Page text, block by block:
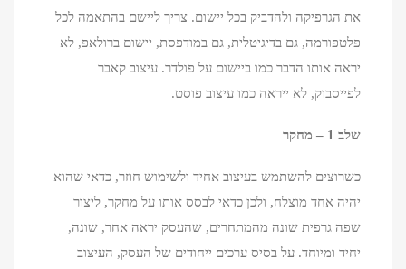
את הגרפיקה ולהדביק בכל יישום. צריך ליישם בהתאמה לכל
פלטפורמה, גם בדיגיטלית, גם במודפסת, יישום ברולאפ, לא
יראה אותו הדבר כמו ביישום על פולדר. עיצוב קאבר
לפייסבוק, לא ייראה כמו עיצוב פוסט.
שלב 1 – מחקר
כשרוצים להשתמש בעיצוב אחיד ולשימוש חוזר, כדאי שהוא
יהיה אחד מוצלח, ולכן כדאי לבסס אותו על מחקר, ליצור
שפה גרפית שונה מהמתחרים, שהעסק יראה אחר, שונה,
יחיד ומיוחד. על בסיס ערכים ייחודים של העסק, העיצוב